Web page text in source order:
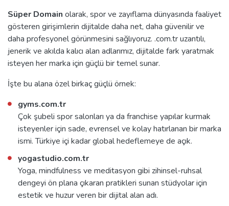
Süper Domain olarak, spor ve zayıflama dünyasında faaliyet
gösteren girişimlerin dijitalde daha net, daha güvenilir ve
daha profesyonel görünmesini sağlıyoruz. .com.tr uzantılı,
jenerik ve akılda kalıcı alan adlarımız, dijitalde fark yaratmak
isteyen her marka için güçlü bir temel sunar.
İşte bu alana özel birkaç güçlü örnek:
gyms.com.tr
Çok şubeli spor salonları ya da franchise yapılar kurmak
isteyenler için sade, evrensel ve kolay hatırlanan bir marka
ismi. Türkiye içi kadar global hedeflemeye de açık.
yogastudio.com.tr
Yoga, mindfulness ve meditasyon gibi zihinsel-ruhsal
dengeyi ön plana çıkaran pratikleri sunan stüdyolar için
estetik ve huzur veren bir dijital alan adı.